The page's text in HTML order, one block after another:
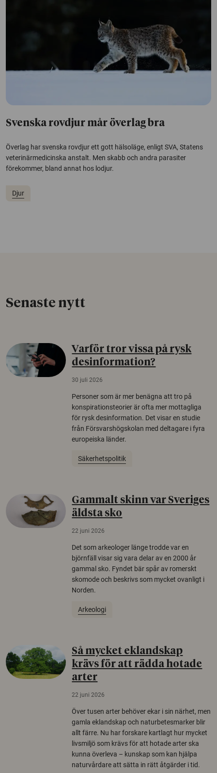
Svenska rovdjur mår överlag bra
Överlag har svenska rovdjur ett gott hälsoläge, enligt SVA, Statens
veterinärmedicinska anstalt. Men skabb och andra parasiter
förekommer, bland annat hos lodjur.
Djur
Senaste nytt
Varför tror vissa på rysk
desinformation?
30 juli 2026
Personer som är mer benägna att tro på
konspirationsteorier är ofta mer mottagliga
för rysk desinformation. Det visar en studie
från Försvarshögskolan med deltagare i fyra
europeiska länder.
Säkerhetspolitik
Gammalt skinn var Sveriges
äldsta sko
22 juni 2026
Det som arkeologer länge trodde var en
björnfäll visar sig vara delar av en 2000 år
gammal sko. Fyndet bär spår av romerskt
skomode och beskrivs som mycket ovanligt i
Norden.
Arkeologi
Så mycket eklandskap
krävs för att rädda hotade
arter
22 juni 2026
Över tusen arter behöver ekar i sin närhet, men
gamla eklandskap och naturbetesmarker blir
allt färre. Nu har forskare kartlagt hur mycket
livsmiljö som krävs för att hotade arter ska
kunna överleva – kunskap som kan hjälpa
naturvårdare att sätta in rätt åtgärder i tid.